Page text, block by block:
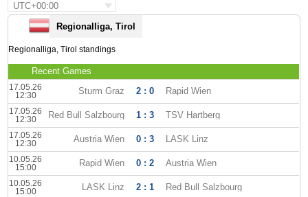
UTC+00:00
Regionalliga, Tirol
Regionalliga, Tirol standings
Recent Games
17.05.26
12:30
Sturm Graz 2 : 0 Rapid Wien
17.05.26
12:30
Red Bull Salzbourg 1 : 3 TSV Hartberg
17.05.26
12:30
Austria Wien 0 : 3 LASK Linz
10.05.26
15:00
Rapid Wien 0 : 2 Austria Wien
10.05.26
15:00
LASK Linz 2 : 1 Red Bull Salzbourg